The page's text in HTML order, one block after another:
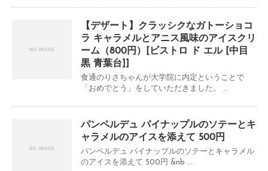
【デザート】クラッシクなガトーショコ
ラ キャラメルとアニス風味のアイスクリ
ーム（800円）[ビストロ ド エル [中目
黒 青葉台]]
食通のりさちゃんが大学院に内定ということで
「おめでとう」をしていただきました。 ...
パンペルデュ パイナップルのソテーとキ
ャラメルのアイスを添えて 500円
パンペルデュ パイナップルのソテーとキャラメル
のアイスを添えて 500円 &nb ...